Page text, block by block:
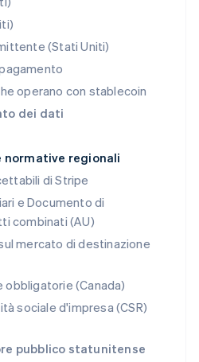
(Stati Uniti)
operano con stablecoin
dei dati
regionali
di Stripe
e Documento di
combinati (AU)
mercato di destinazione
(Canada)
sociale d'impresa (CSR)
pubblico statunitense